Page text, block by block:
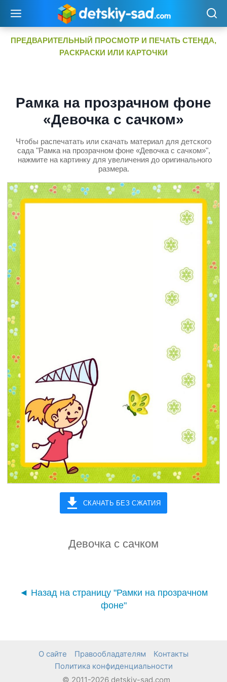
содержимому
ПРЕДВАРИТЕЛЬНЫЙ ПРОСМОТР И ПЕЧАТЬ СТЕНДА,
РАСКРАСКИ ИЛИ КАРТОЧКИ
Рамка на прозрачном фоне
«Девочка с сачком»
Чтобы распечатать или скачать материал для детского
сада "Рамка на прозрачном фоне «Девочка с сачком»",
нажмите на картинку для увеличения до оригинального
размера.
СКАЧАТЬ БЕЗ СЖАТИЯ
Девочка с сачком
◄ Назад на страницу "Рамки на прозрачном
фоне"
О сайте Правообладателям
Контакты
Политика конфиденциальности
© 2011-2026 detskiy-sad.com